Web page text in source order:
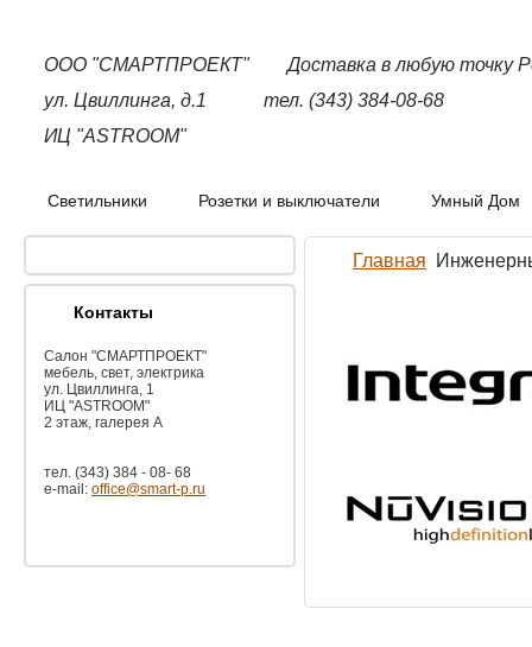
ООО "СМАРТПРОЕКТ"
Доставка в любую точку
ул. Цвиллинга, д.1 тел. (343) 384-08-68
ИЦ "ASTROOM"
Светильники Розетки и выключатели Умный Дом
Контакты
Салон "СМАРТПРОЕКТ"
мебель, свет, электрика
ул. Цвиллинга, 1
ИЦ "ASTROOM"
2 этаж, галерея A
тел. (343) 384 - 08- 68
e-mail: office@smart-p.ru
Главная